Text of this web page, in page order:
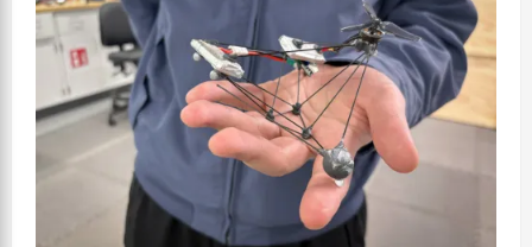
Yeni
Parti
Tartışmaları
ve
Siyasette
Yeni
Dengeler